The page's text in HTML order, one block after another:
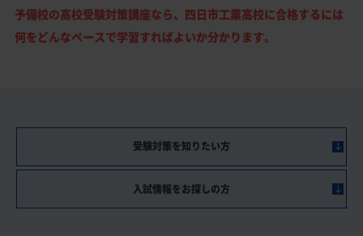
予備校の高校受験対策講座なら、四日市工業高校に合格するには
何をどんなペースで学習すればよいか分かります。
受験対策を知りたい方
入試情報をお探しの方